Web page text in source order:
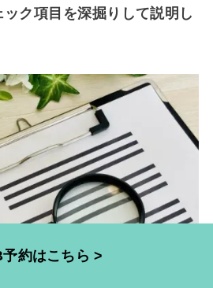
ク項目を深掘りして説明し
約はこちら >